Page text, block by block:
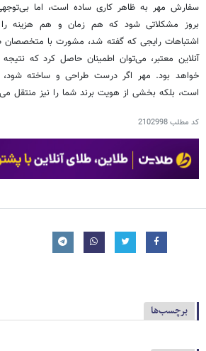
سفارش مهر به ظاهر کاری ساده است، اما
بروز مشکلاتی شود که هم زمان و هم هزینه
اشتباهات رایجی که گفته شد، مشورت با متخصصان
آنلاین معتبر، می‌توان اطمینان حاصل کرد که نتیجه
خواهد بود. مهر اگر درست طراحی و ساخته شود، نه
است، بلکه بخشی از هویت برند شما را نیز منتقل
کد مطلب2102998
برچسب‌ها